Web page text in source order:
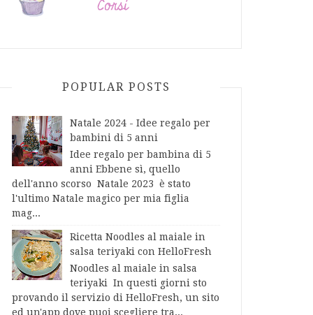
POPULAR POSTS
Natale 2024 - Idee regalo per
bambini di 5 anni
Idee regalo per bambina di 5
anni Ebbene sì, quello
dell'anno scorso Natale 2023 è stato
l'ultimo Natale magico per mia figlia
mag...
Ricetta Noodles al maiale in
salsa teriyaki con HelloFresh
Noodles al maiale in salsa
teriyaki In questi giorni sto
provando il servizio di HelloFresh, un sito
ed un'app dove puoi scegliere tra...